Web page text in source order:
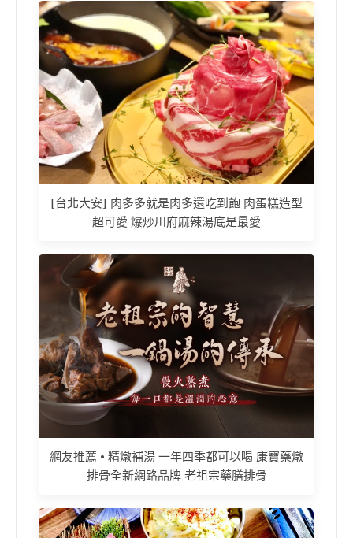
[台北大安] 肉多多就是肉多還吃到飽 肉蛋糕造型
超可愛 爆炒川府麻辣湯底是最愛
網友推薦 • 精燉補湯 一年四季都可以喝 康寶藥燉
排骨全新網路品牌 老祖宗藥膳排骨